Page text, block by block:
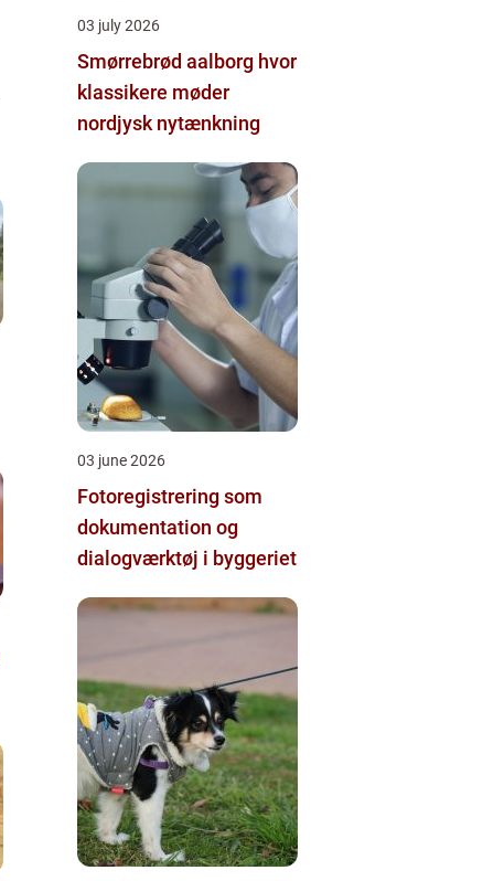
03 july 2026
Smørrebrød aalborg hvor
klassikere møder
nordjysk nytænkning
03 june 2026
Fotoregistrering som
dokumentation og
dialogværktøj i byggeriet